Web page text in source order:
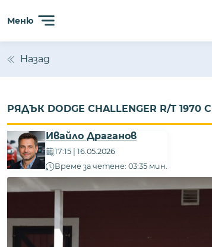
Меню
Назад
РЯДЪК DODGE CHALLENGER R/T
Ивайло Драганов
17:15 | 16.05.2026
Време за четене: 03:35 мин.